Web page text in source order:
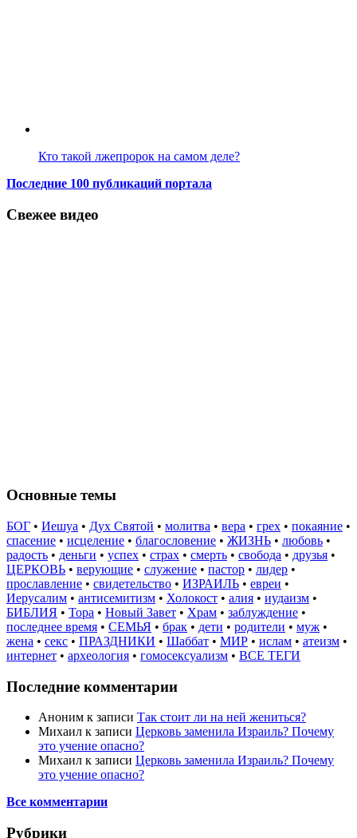
Кто такой лжепророк на самом деле?
Последние 100 публикаций портала
Свежее видео
Основные темы
БОГ • Иешуа • Дух Святой • молитва • вера • грех • покаяние •
спасение • исцеление • благословение • ЖИЗНЬ • любовь •
радость • деньги • успех • страх • смерть • свобода • друзья •
ЦЕРКОВЬ • верующие • служение • пастор • лидер •
прославление • свидетельство • ИЗРАИЛЬ • евреи •
Иерусалим • антисемитизм • Холокост • алия • иудаизм •
БИБЛИЯ • Тора • Новый Завет • Храм • заблуждение •
последнее время • СЕМЬЯ • брак • дети • родители • муж •
жена • секс • ПРАЗДНИКИ • Шаббат • МИР • ислам • атеизм •
интернет • археология • гомосексуализм • ВСЕ ТЕГИ
Последние комментарии
Аноним к записи Так стоит ли на ней жениться?
Михаил к записи Церковь заменила Израиль? Почему
это учение опасно?
Михаил к записи Церковь заменила Израиль? Почему
это учение опасно?
Все комментарии
Рубрики